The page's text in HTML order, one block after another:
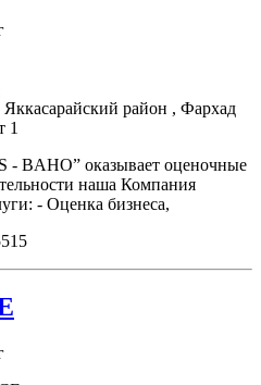
район , Фархад
1
BAHO” оказывает оценочные
наша Компания
- Оценка бизнеса,